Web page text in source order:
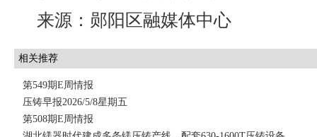
来源：郧阳区融媒体中心
相关推荐
第549期E周情报
压铸早报2026/5/8星期五
第508期E周情报